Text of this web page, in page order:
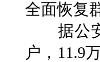
全面恢复
据公安
户，11.9